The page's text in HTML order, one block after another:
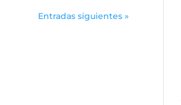
Entradas siguientes »